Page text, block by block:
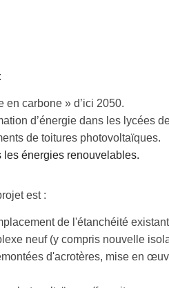
en carbone » d’ici 2050.
d’énergie dans les lycées
de toitures photovoltaïques.
énergies renouvelables.
est :
de l'étanchéité
neuf (y compris nouvelle
d'acrotères, mise en